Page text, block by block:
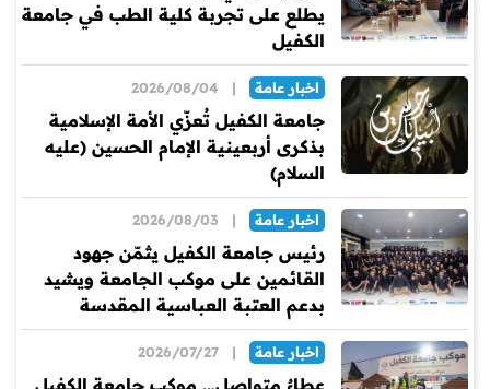
يطلع على تجربة كلية الطب في جامعة
الكفيل
اخبار عامة |
2026/08/04
جامعة الكفيل تُعزّي الأمة الإسلامية
بذكرى أربعينية الإمام الحسين (عليه
السلام)
اخبار عامة |
2026/08/03
رئيس جامعة الكفيل يثمّن جهود
القائمين على موكب الجامعة ويشيد
بدعم العتبة العباسية المقدسة
اخبار عامة |
2026/07/27
عطاءٌ متواصل… موكب جامعة الكفيل